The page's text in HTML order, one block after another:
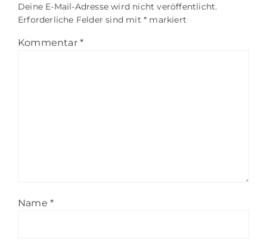
Deine E-Mail-Adresse wird nicht veröffentlicht.
Erforderliche Felder sind mit * markiert
Kommentar *
Name *